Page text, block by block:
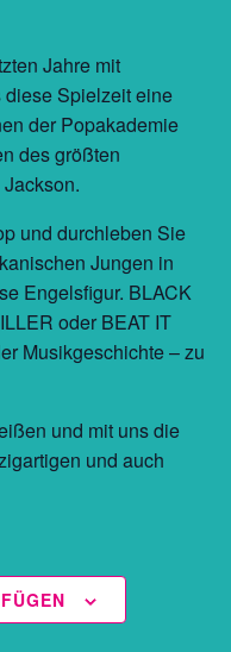
Jahre mit
Spielzeit eine
der Popakademie
des größten
und durchleben Sie
Jungen in
Engelsfigur. BLACK
oder BEAT IT
Musikgeschichte – zu
und mit uns die
und auch